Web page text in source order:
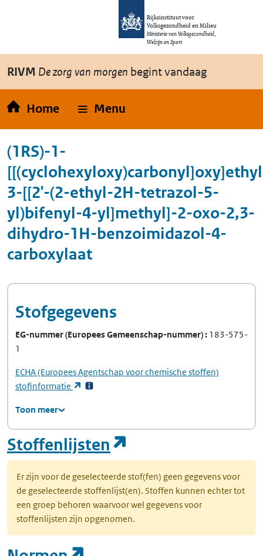
Overslaan en naar de inhoud gaan
Rijksinstituut voor
Volksgezondheid en Milieu
Ministerie van Volksgezondheid,
Welzijn en Sport
RIVM De zorg van morgen begint vandaag
Home Menu
(1RS)-1-
[[(cyclohexyloxy)carbonyl]oxy]ethyl
3-[[2'-(2-ethyl-2H-tetrazol-5-
yl)bifenyl-4-yl]methyl]-2-oxo-2,3-
dihydro-1H-benzoimidazol-4-
carboxylaat
Stofgegevens
EG-nummer(Europees Gemeenschap-nummer) 183-575-
1
ECHA(Europees Agentschap voor chemische stoffen)
stofinformatie
(opent in een nieuw tabblad)
Toon meer
Stoffenlijsten
Er zijn voor de geselecteerde stof(fen) geen gegevens voor
de geselecteerde stoffenlijst(en). Stoffen kunnen echter tot
een groep behoren waarvoor wel gegevens voor
stoffenlijsten zijn opgenomen.